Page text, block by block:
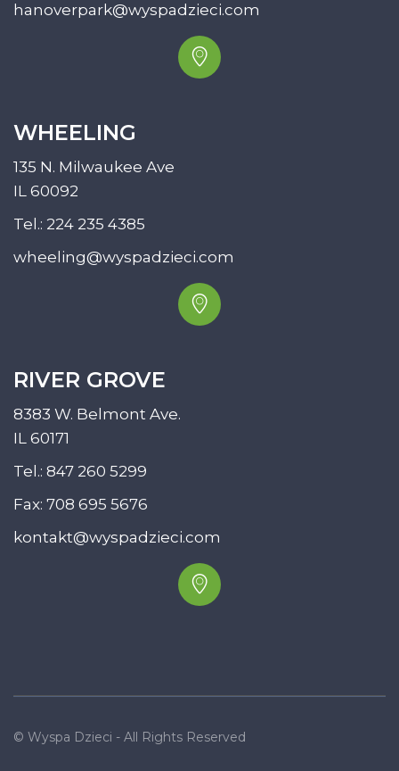
hanoverpark@wyspadzieci.com
WHEELING
135 N. Milwaukee Ave
IL 60092
Tel.: 224 235 4385
wheeling@wyspadzieci.com
RIVER GROVE
8383 W. Belmont Ave.
IL 60171
Tel.: 847 260 5299
Fax: 708 695 5676
kontakt@wyspadzieci.com
© Wyspa Dzieci - All Rights Reserved